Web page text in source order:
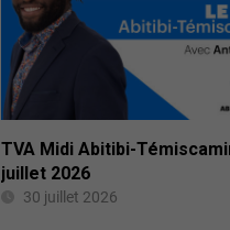
TVA Midi Abitibi-
juillet 2026
30 juillet 2026